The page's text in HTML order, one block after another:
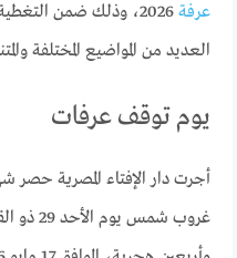
عرفة
2026، وذلك ضمن
العديد من المواضيع المختلفة
يوم توقف عرفات
غروب